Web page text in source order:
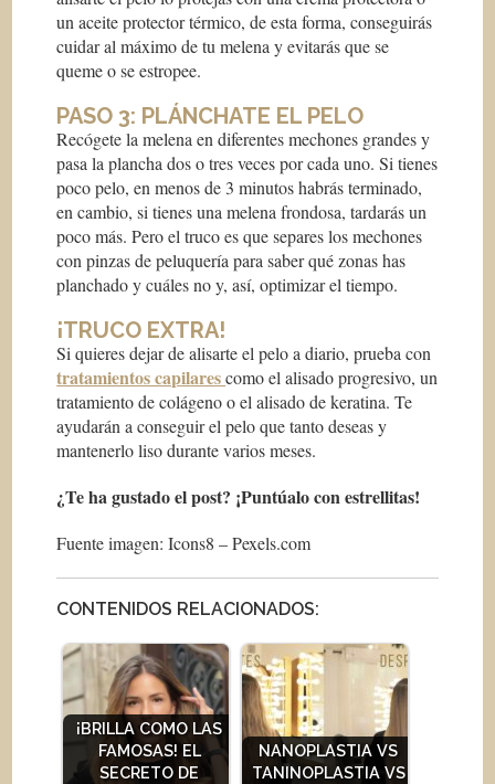
un aceite protector térmico, de esta forma, conseguirás
cuidar al máximo de tu melena y evitarás que se
queme o se estropee.
PASO 3: PLÁNCHATE EL PELO
Recógete la melena en diferentes mechones grandes y
pasa la plancha dos o tres veces por cada uno. Si tienes
poco pelo, en menos de 3 minutos habrás terminado,
en cambio, si tienes una melena frondosa, tardarás un
poco más. Pero el truco es que separes los mechones
con pinzas de peluquería para saber qué zonas has
planchado y cuáles no y, así, optimizar el tiempo.
¡TRUCO EXTRA!
Si quieres dejar de alisarte el pelo a diario, prueba con
tratamientos capilarescomo el alisado progresivo, un
tratamiento de colágeno o el alisado de keratina. Te
ayudarán a conseguir el pelo que tanto deseas y
mantenerlo liso durante varios meses.
¿Te ha gustado el post? ¡Puntúalo con estrellitas!
Fuente imagen: Icons8 – Pexels.com
CONTENIDOS RELACIONADOS:
¡BRILLA COMO LAS
FAMOSAS! EL
SECRETO DE
NANOPLASTIA VS
TANINOPLASTIA VS